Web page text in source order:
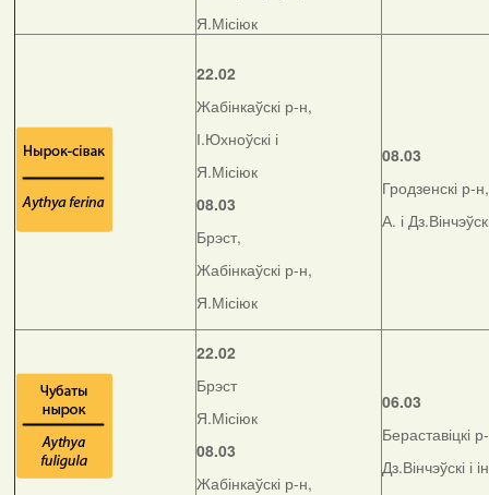
Я.Місіюк
22.02
Жабінкаўскі р-н,
І.Юхноўскі і
Я.Місіюк
08.03
Брэст,
Жабінкаўскі р-н,
Я.Місіюк
08.03
Гродзенскі р-н,
А. і
22.02
Брэст
Я.Місіюк
08.03
Жабінкаўскі р-н,
06.03
Бераставіцкі
Дз.Вінчэўскі і